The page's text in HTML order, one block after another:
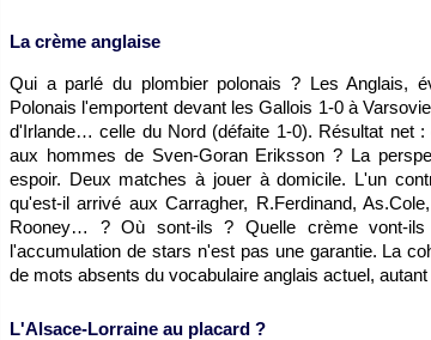
La crème anglaise
Qui a parlé du plombier polonais ? Les Anglais,
Polonais l'emportent devant les Gallois 1-0 à
d'Irlande… celle du Nord (défaite 1-0). Résultat net
aux hommes de Sven-Goran Eriksson ? La
espoir. Deux matches à jouer à domicile. L'un
qu'est-il arrivé aux Carragher, R.Ferdinand,
Rooney… ? Où sont-ils ? Quelle crème vont-
l'accumulation de stars n'est pas une garantie. La
de mots absents du vocabulaire anglais actuel,
L'Alsace-Lorraine au placard ?